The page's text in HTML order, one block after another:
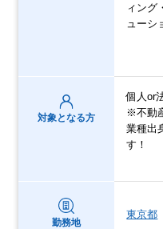
ィング
ューシ
対象となる方
個人or
※不動
業種出
す！
勤務地
東京都